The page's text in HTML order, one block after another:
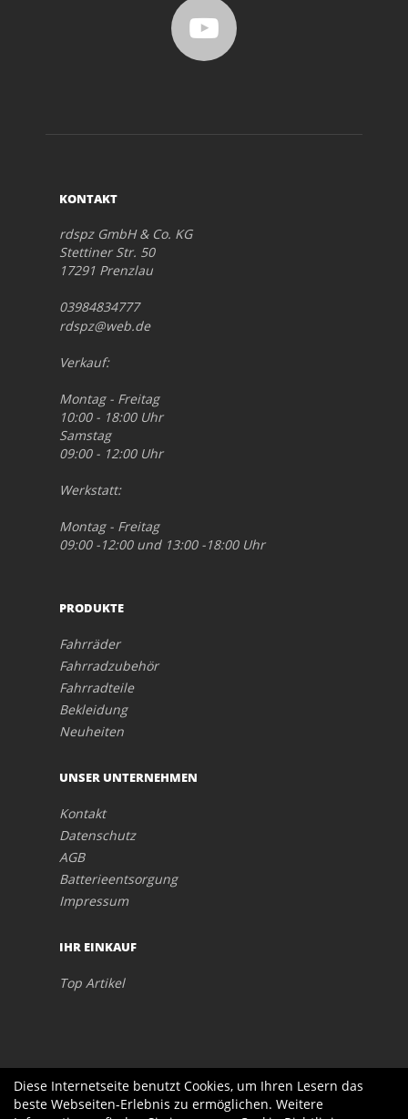
KONTAKT
rdspz GmbH & Co. KG
Stettiner Str. 50
17291 Prenzlau
03984834777
rdspz@web.de
Verkauf:
Montag - Freitag
10:00 - 18:00 Uhr
Samstag
09:00 - 12:00 Uhr
Werkstatt:
Montag - Freitag
09:00 -12:00 und 13:00 -18:00 Uhr
PRODUKTE
Fahrräder
Fahrradzubehör
Fahrradteile
Bekleidung
Neuheiten
UNSER UNTERNEHMEN
Kontakt
Datenschutz
AGB
Batterieentsorgung
Impressum
IHR EINKAUF
Top Artikel
Diese Internetseite benutzt Cookies, um Ihren Lesern das
beste Webseiten-Erlebnis zu ermöglichen. Weitere